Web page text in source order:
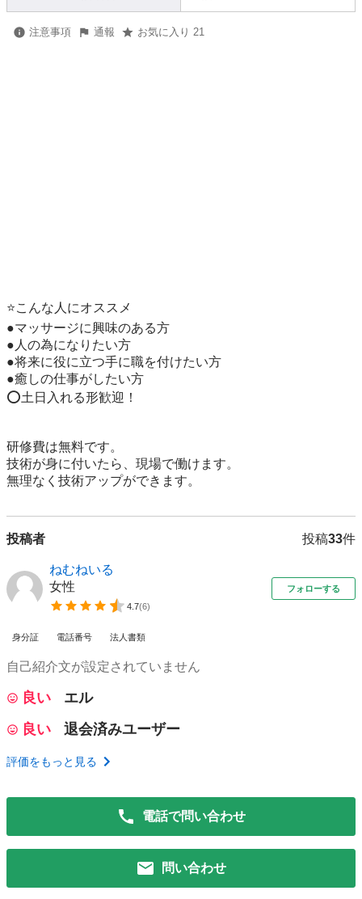
注意事項 通報 お気に入り 21
⭐️こんな人にオススメ
●マッサージに興味のある方
●人の為になりたい方
●将来に役に立つ手に職を付けたい方
●癒しの仕事がしたい方
⭕️土日入れる形歓迎！
研修費は無料です。
技術が身に付いたら、現場で働けます。
投稿者 投稿33件
ねむねいる
女性
4.7(6)
フォローする
身分証 電話番号 法人書類
自己紹介文が設定されていません
良い
エル
良い
退会済みユーザー
評価をもっと見る
電話で問い合わせ
問い合わせ